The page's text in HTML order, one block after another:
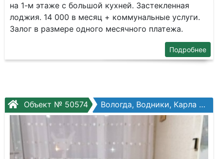
на 1-м этаже с большой кухней. Застекленная
лоджия. 14 000 в месяц + коммунальные услуги.
Залог в размере одного месячного платежа.
Подробнее
Объект № 50574 Вологда, Водники, Карла Маркса ул, №117а